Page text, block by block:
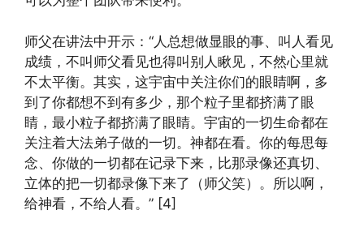
师父在讲法中开示：“人总想做显眼的事、叫人看见
成绩，不叫师父看见也得叫别人瞅见，不然心里就
不太平衡。其实，这宇宙中关注你们的眼睛啊，多
到了你都想不到有多少，那个粒子里都挤满了眼
睛，最小粒子都挤满了眼睛。宇宙的一切生命都在
关注着大法弟子做的一切。神都在看。你的每思每
念、你做的一切都在记录下来，比那录像还真切、
立体的把一切都录像下来了（师父笑）。所以啊，
给神看，不给人看。” [4]